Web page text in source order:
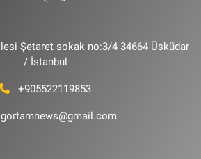
Şetaret sokak no:3/4 34664 Üsküdar
/ İstanbul
+905522119853